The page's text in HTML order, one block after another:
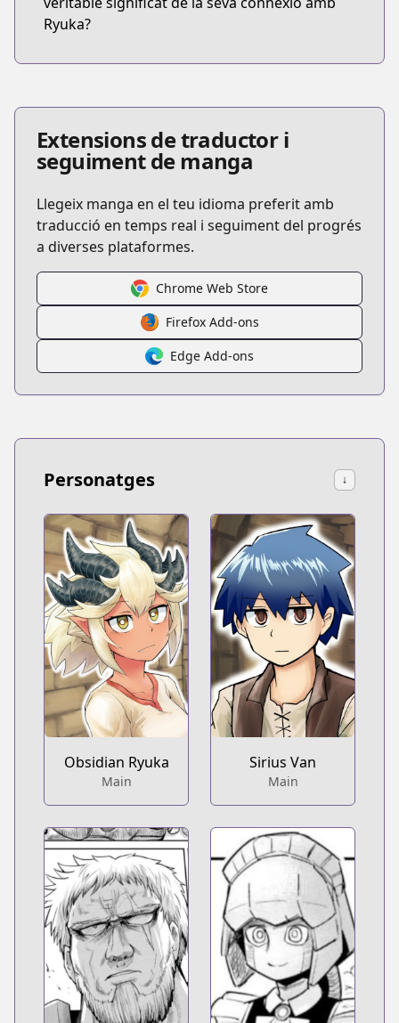
Ryuka?
Extensions de traductor i
seguiment de manga
Llegeix manga en el teu idioma preferit amb
traducció en temps real i seguiment del progrés
a diverses plataformes.
Chrome Web Store
Firefox Add-ons
Edge Add-ons
Personatges ↓
Obsidian Ryuka
Main
Sirius Van
Main